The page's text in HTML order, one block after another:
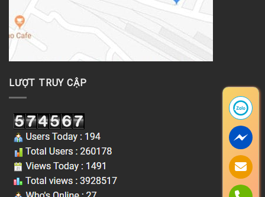
LƯỢT TRUY CẬP